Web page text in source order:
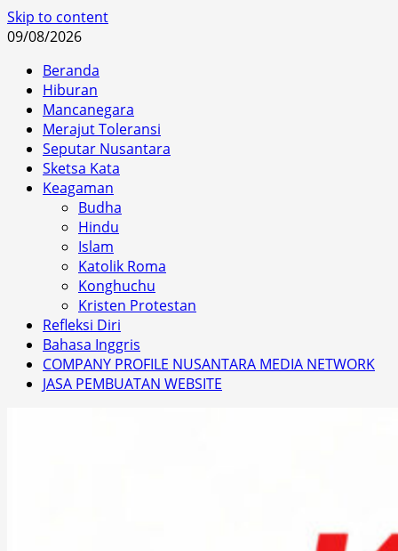
Skip to content
09/08/2026
Beranda
Hiburan
Mancanegara
Merajut Toleransi
Seputar Nusantara
Sketsa Kata
Keagaman
Budha
Hindu
Islam
Katolik Roma
Konghuchu
Kristen Protestan
Refleksi Diri
Bahasa Inggris
COMPANY PROFILE NUSANTARA MEDIA NETWORK
JASA PEMBUATAN WEBSITE